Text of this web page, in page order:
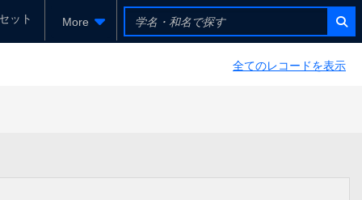
ット More
全てのレコードを表示